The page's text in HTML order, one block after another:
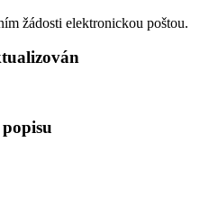
žádosti elektronickou poštou.